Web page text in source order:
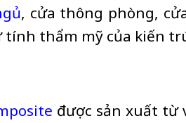
, cửa thông phòng,
tính thẩm mỹ của kiến
được sản xuất từ